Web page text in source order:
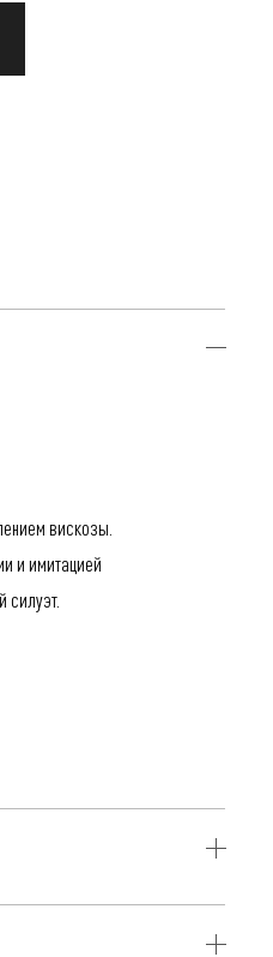
вискозы.
и имитацией
силуэт.